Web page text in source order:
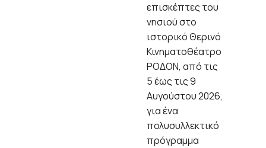
επισκέπτες του
νησιού στο
ιστορικό Θερινό
Κινηματοθέατρο
ΡΟΔΟΝ, από τις
5 έως τις 9
Αυγούστου 2026,
για ένα
πολυσυλλεκτικό
πρόγραμμα